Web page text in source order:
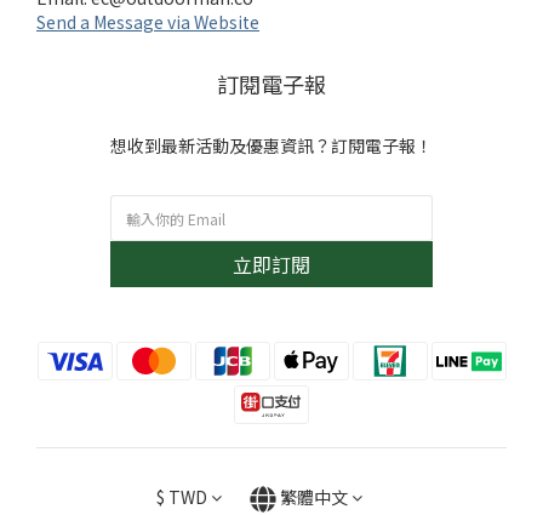
Send a Message via Website
訂閱電子報
想收到最新活動及優惠資訊？訂閱電子報！
立即訂閱
$ TWD 繁體中文